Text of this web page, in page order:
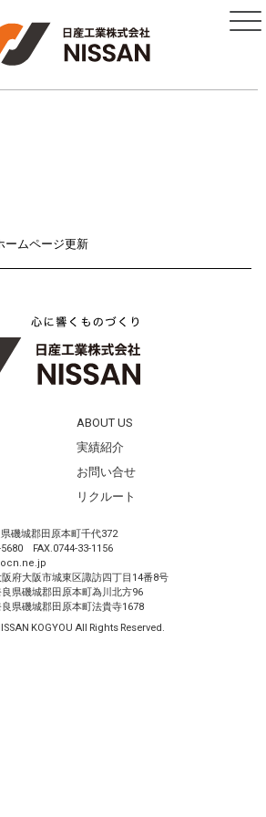
ームページ更新
ABOUT US
実績紹介
お問い合せ
リクルート
磯城郡田原本町千代372
FAX.0744-33-1156
府大阪市城東区諏訪四丁目14番8号
県磯城郡田原本町為川北方96
県磯城郡田原本町法貴寺1678
KOGYOU All Rights Reserved.